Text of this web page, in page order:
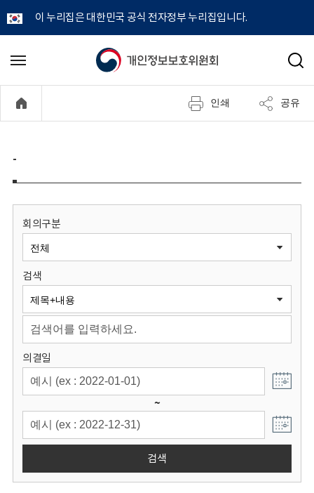
이 누리집은 대한민국 공식 전자정부 누리집입니다.
개
정
보
원
회
메
기
검
인쇄 공유
-
회의구분
검색
의결일
~
검색